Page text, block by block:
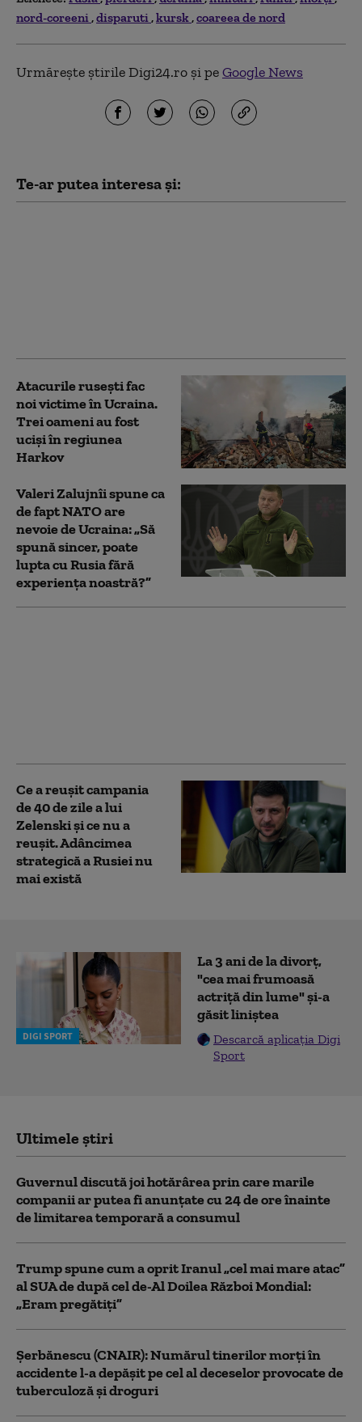
nord-coreeni disparuti kursk coareea de nord
Urmărește știrile Digi24.ro și peGoogle News
Te-ar putea interesa și:
Atacurile rusești fac
noi victime în Ucraina.
Trei oameni au fost
uciși în regiunea
Harkov
Valeri Zalujnîi spune ca
de fapt NATO are
nevoie de Ucraina: „Să
spună sincer, poate
lupta cu Rusia fără
experiența noastră?”
Ce a reușit campania
de 40 de zile a lui
Zelenski și ce nu a
reușit. Adâncimea
strategică a Rusiei nu
mai există
DIGI SPORT
La 3 ani de la divorț,
"cea mai frumoasă
actriță din lume" și-a
găsit liniștea
Descarcă aplicația Digi
Sport
Ultimele știri
Guvernul discută joi hotărârea prin care marile
companii ar putea fi anunțate cu 24 de ore înainte
de limitarea temporară a consumul
Trump spune cum a oprit Iranul „cel mai mare atac”
al SUA de după cel de-Al Doilea Război Mondial:
„Eram pregătiți”
Şerbănescu (CNAIR): Numărul tinerilor morţi în
accidente l-a depăşit pe cel al deceselor provocate de
tuberculoză şi droguri